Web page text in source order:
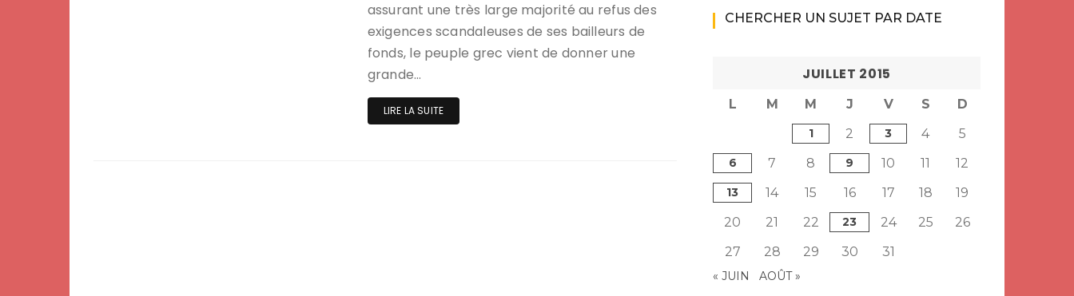
assurant une très large majorité au refus des
exigences scandaleuses de ses bailleurs de
fonds, le peuple grec vient de donner une
grande…
LIRE LA SUITE
CHERCHER UN SUJET PAR DATE
JUILLET 2015
L M M J V S D
1 2 3 4 5
6 7 8 9 10 11 12
13 14 15 16 17 18
19
20
21 22 23 24 25
26
27
28 29 30 31
« JUIN AOÛT »